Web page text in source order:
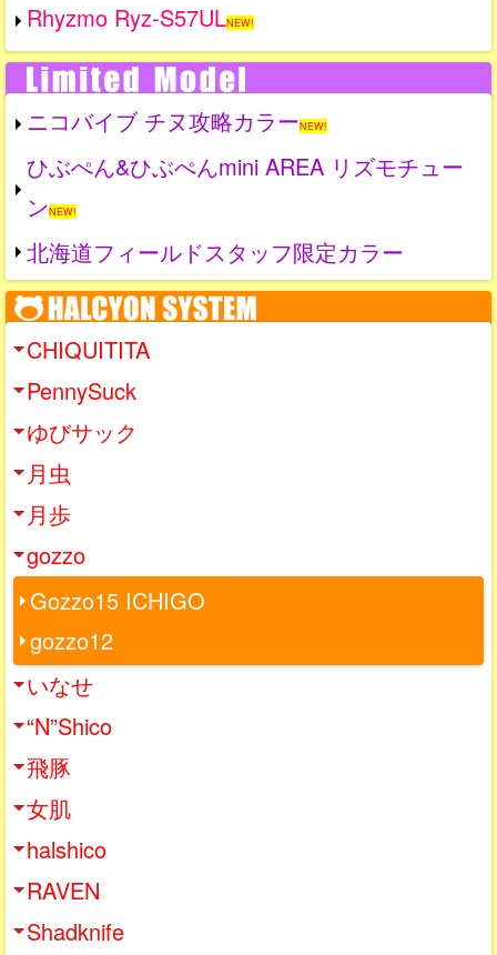
Rhyzmo Ryz-S57ULNEW!
ニコバイブ チヌ攻略カラーNEW!
ひぶぺん&ひぶぺんmini AREA リズモチュー
ンNEW!
北海道フィールドスタッフ限定カラー
CHIQUITITA
PennySuck
ゆびサック
月虫
月歩
gozzo
Gozzo15 ICHIGO
gozzo12
いなせ
“N”Shico
飛豚
女肌
halshico
RAVEN
Shadknife